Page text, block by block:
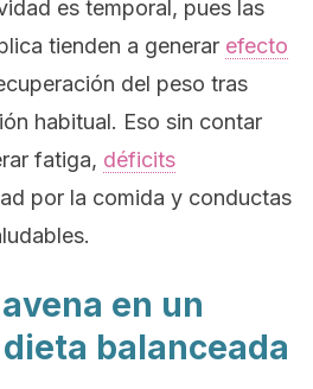
es temporal, pues las
tienden a generar efecto
del peso tras
habitual. Eso sin contar
fatiga, déficits
por la comida y conductas
en un
balanceada